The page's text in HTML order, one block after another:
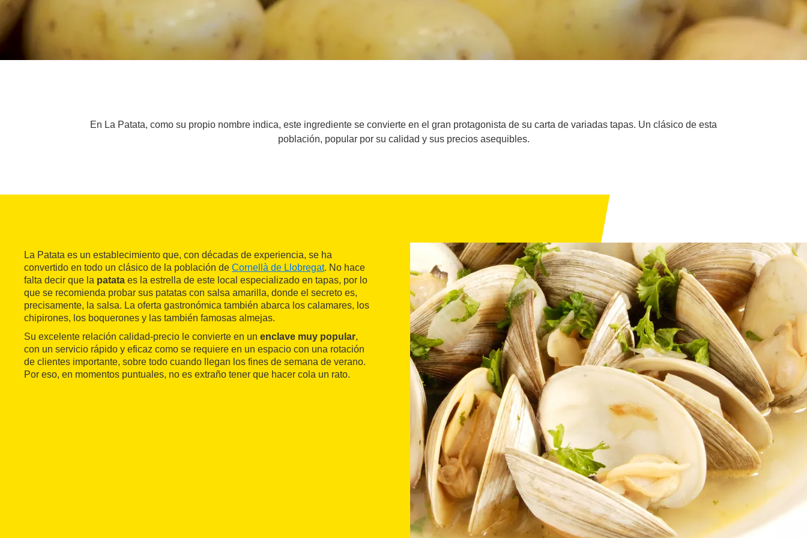
En La Patata, como su propio nombre indica, este ingrediente se convierte en el gran protagonista de su carta de variadas tapas. Un clásico de esta
población, popular por su calidad y sus precios asequibles.
La Patata es un establecimiento que, con décadas de experiencia, se ha
convertido en todo un clásico de la población de Cornellà de Llobregat. No hace
falta decir que la patata es la estrella de este local especializado en tapas, por lo
que se recomienda probar sus patatas con salsa amarilla, donde el secreto es,
precisamente, la salsa. La oferta gastronómica también abarca los calamares, los
chipirones, los boquerones y las también famosas almejas.
Su excelente relación calidad-precio le convierte en un enclave muy popular,
con un servicio rápido y eficaz como se requiere en un espacio con una rotación
de clientes importante, sobre todo cuando llegan los fines de semana de verano.
Por eso, en momentos puntuales, no es extraño tener que hacer cola un rato.